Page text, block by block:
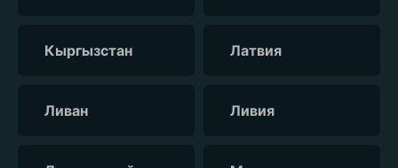
Кыргызстан Латвия
Ливан Ливия